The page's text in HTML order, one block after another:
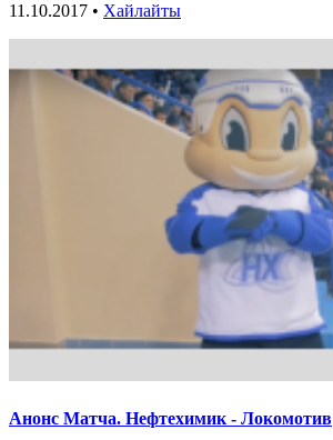
11.10.2017 • Хайлайты
Анонс Матча. Нефтехимик - Локомотив